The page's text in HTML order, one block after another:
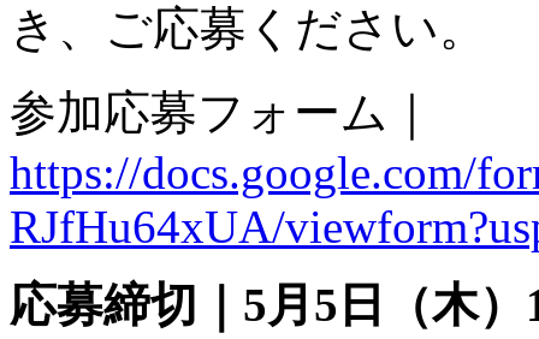
き、ご応募ください。
参加応募フォーム｜
https://docs.google.com/
RJfHu64xUA/
応募締切｜5月5日（木